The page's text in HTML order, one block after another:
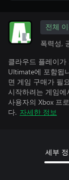
전체
폭력성,
클라우드 플레이가
Ultimate에 포함됩
면 게임 구매가 필
시작하려는 게임
사용자의 Xbox 프
다. 자세한 정보
세부